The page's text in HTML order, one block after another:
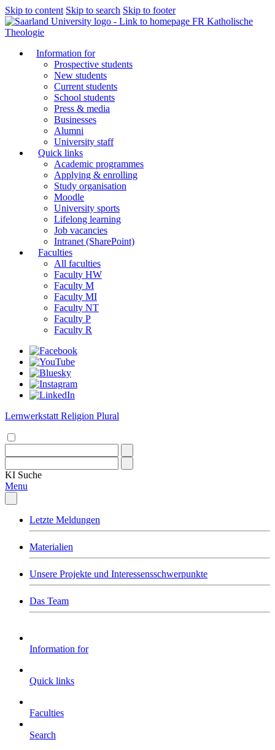
Skip to content Skip to search Skip to footer
FR Katholische
Theologie
Information for
Prospective students
New students
Current students
School students
Press & media
Businesses
Alumni
University staff
Quick links
Academic programmes
Applying & enrolling
Study organisation
Moodle
University sports
Lifelong learning
Job vacancies
Intranet (SharePoint)
Faculties
All faculties
Faculty HW
Faculty M
Faculty MI
Faculty NT
Faculty P
Faculty R
Lernwerkstatt Religion Plural
KI Suche
Menu
Letzte Meldungen
Materialien
Unsere Projekte und Interessensschwerpunkte
Das Team
Information for
Quick links
Faculties
Search